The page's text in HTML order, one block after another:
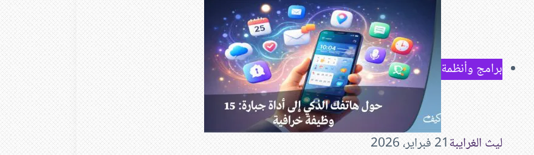
برامج وأنظمة
ليث الغرايبة21 فبراير، 2026